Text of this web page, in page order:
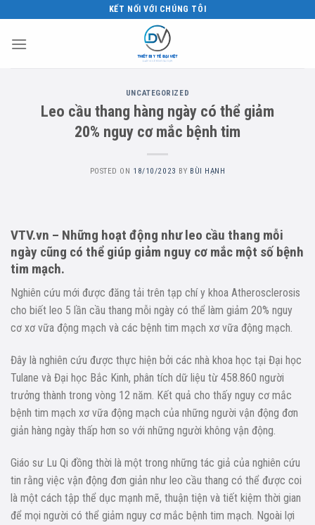
content
KẾT NỐI VỚI CHÚNG TÔI
UNCATEGORIZED
Leo cầu thang hàng ngày có thể giảm
20% nguy cơ mắc bệnh tim
POSTED ON 18/10/2023 BY BÙI HẠNH
VTV.vn – Những hoạt động như leo cầu thang mỗi
ngày cũng có thể giúp giảm nguy cơ mắc một số bệnh
tim mạch.
Nghiên cứu mới được đăng tải trên tạp chí y khoa Atherosclerosis
cho biết leo 5 lần cầu thang mỗi ngày có thể làm giảm 20% nguy
cơ xơ vữa động mạch và các bệnh tim mạch xơ vữa động mạch.
Đây là nghiên cứu được thực hiện bởi các nhà khoa học tại Đại học
Tulane và Đại học Bắc Kinh, phân tích dữ liệu từ 458.860 người
trưởng thành trong vòng 12 năm. Kết quả cho thấy nguy cơ mắc
bệnh tim mạch xơ vữa động mạch của những người vận động đơn
giản hàng ngày thấp hơn so với những người không vận động.
Giáo sư Lu Qi đồng thời là một trong những tác giả của nghiên cứu
tin rằng việc vận động đơn giản như leo cầu thang có thể được coi
là một cách tập thể dục mạnh mẽ, thuận tiện và tiết kiệm thời gian
để mọi người có thể giảm nguy cơ mắc bệnh tim mạch. Ngoài lợi